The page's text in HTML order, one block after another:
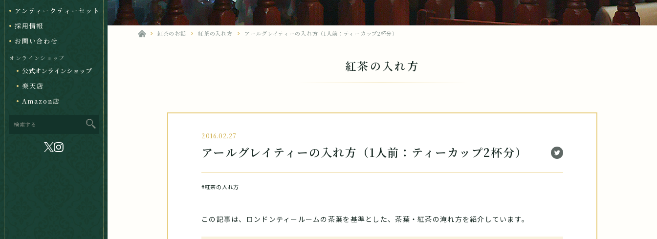
アンティークティーセット
採用情報
お問い合わせ
オンラインショップ
公式オンラインショップ
楽天店
Amazon店
紅茶のお話 紅茶の入れ方 アールグレイティーの入れ方（1人前：ティーカップ2杯分）
紅茶の入れ方
2016.02.27
アールグレイティーの入れ方（1人前：ティーカップ2杯分）
#紅茶の入れ方
この記事は、ロンドンティールームの茶葉を基準とした、茶葉・紅茶の淹れ方を紹介しています。